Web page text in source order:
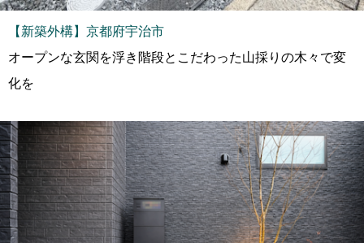
【新築外構】京都府宇治市
オープンな玄関を浮き階段とこだわった山採りの木々で変
化を